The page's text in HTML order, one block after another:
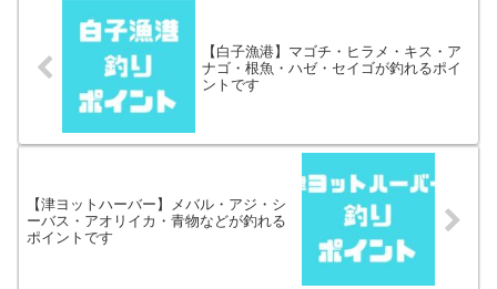
【白子漁港】マゴチ・ヒラメ・キス・ア
ナゴ・根魚・ハゼ・セイゴが釣れるポイ
ントです
【津ヨットハーバー】メバル・アジ・シ
ーバス・アオリイカ・青物などが釣れる
ポイントです